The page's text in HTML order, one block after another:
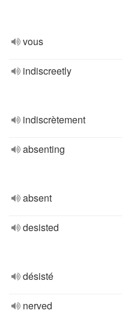
vous
indiscreetly
indiscrètement
absenting
absent
desisted
désisté
nerved